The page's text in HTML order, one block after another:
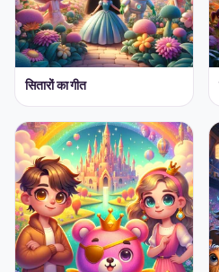
सितारों का गीत